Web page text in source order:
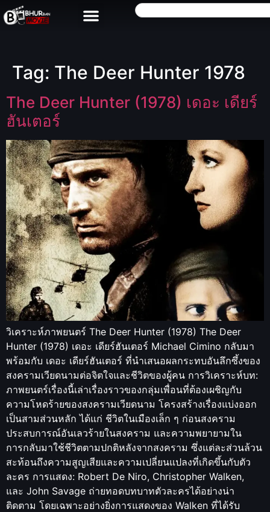
Tag: The Deer Hunter 1978
The Deer Hunter (1978) เดอะ เดียร์
ฮันเตอร์
วิเคราะห์ภาพยนตร์ The Deer Hunter (1978) The Deer
Hunter (1978) เดอะ เดียร์ฮันเตอร์ Michael Cimino กลับมา
พร้อมกับ เดอะ เดียร์ฮันเตอร์ ที่นำเสนอผลกระทบอันลึกซึ้งของ
สงครามเวียดนามต่อจิตใจและชีวิตของผู้คน การวิเคราะห์บท:
ภาพยนตร์เรื่องนี้เล่าเรื่องราวของกลุ่มเพื่อนที่ต้องเผชิญกับ
ความโหดร้ายของสงครามเวียดนาม โครงสร้างเรื่องแบ่งออก
เป็นสามส่วนหลัก ได้แก่ ชีวิตในเมืองเล็ก ๆ ก่อนสงคราม
ประสบการณ์อันเลวร้ายในสงคราม และความพยายามใน
การกลับมาใช้ชีวิตตามปกติหลังจากสงคราม ซึ่งแต่ละส่วนล้วน
สะท้อนถึงความสูญเสียและความเปลี่ยนแปลงที่เกิดขึ้นกับตัว
ละคร การแสดง: Robert De Niro, Christopher Walken,
และ John Savage ถ่ายทอดบทบาทตัวละครได้อย่างน่า
ติดตาม โดยเฉพาะอย่างยิ่งการแสดงของ Walken ที่ได้รับ